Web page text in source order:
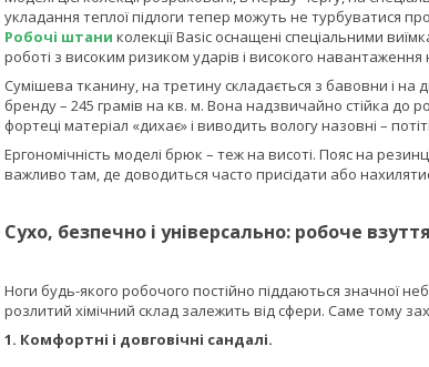
укладання теплої підлоги тепер можуть не турбуватися
Робочі штани колекції Basic оснащені спеціальними
роботі з високим ризиком ударів і високого навантаження
Сумішева тканину, на третину складається з бавовни і на
бренду – 245 грамів на кв. м. Вона надзвичайно стійка до
фортеці матеріал «дихає» і виводить вологу назовні –
Ергономічність моделі брюк – теж на висоті. Пояс на
важливо там, де доводиться часто присідати або
Сухо, безпечно і універсально: робоче
Ноги будь-якого робочого постійно піддаються значної
розлитий хімічний склад залежить від сфери. Саме тому
1. Комфортні і довговічні сандалі.